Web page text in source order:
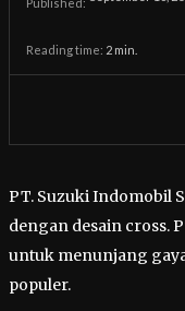
Reading time: 2 min.
PT. Suzuki Indomobil
dengan desain cross.
untuk menunjang
populer.